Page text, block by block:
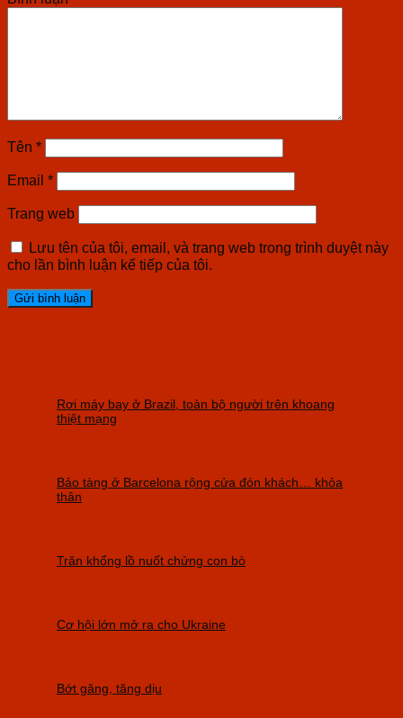
Tên *
Email *
Trang web
Lưu tên của tôi, email, và trang web trong trình duyệt này
cho lần bình luận kế tiếp của tôi.
Rơi máy bay ở Brazil, toàn bộ người trên khoang
thiệt mạng
Bảo tàng ở Barcelona rộng cửa đón khách… khỏa
thân
Trăn khổng lồ nuốt chửng con bò
Cơ hội lớn mở ra cho Ukraine
Bớt găng, tăng dịu